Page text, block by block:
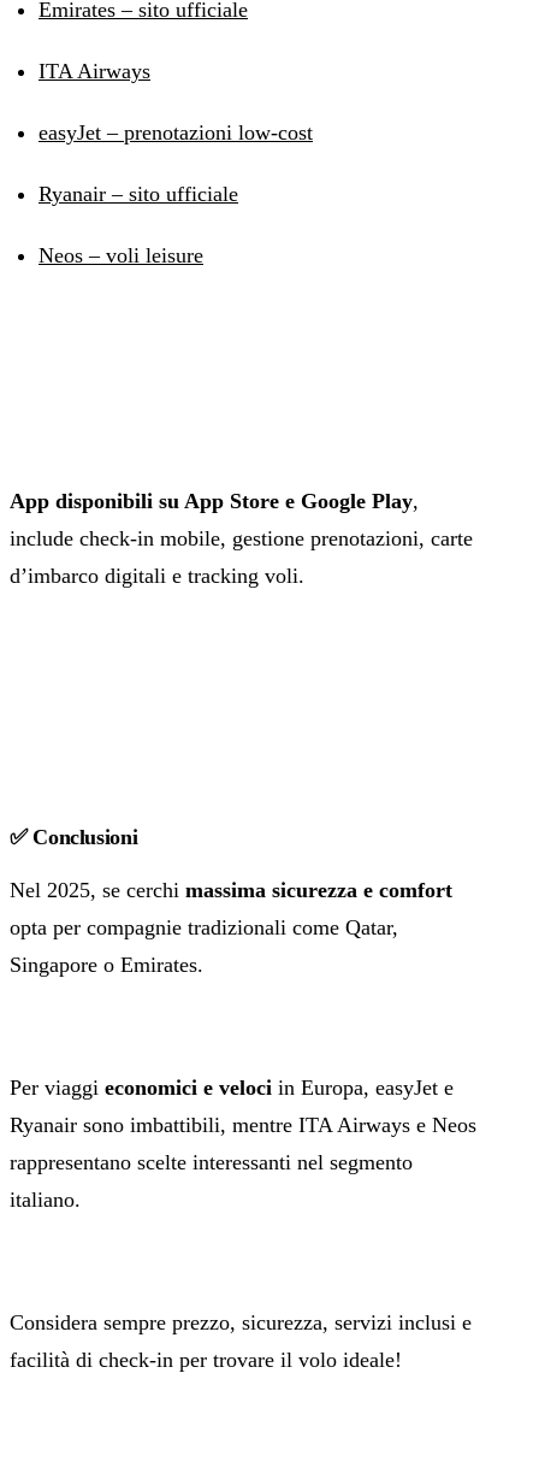
Emirates – sito ufficiale
ITA Airways
easyJet – prenotazioni low-cost
Ryanair – sito ufficiale
Neos – voli leisure
App disponibili su App Store e Google Play,
include check-in mobile, gestione prenotazioni, carte
d’imbarco digitali e tracking voli.
✅ Conclusioni
Nel 2025, se cerchi massima sicurezza e comfort
opta per compagnie tradizionali come Qatar,
Singapore o Emirates.
Per viaggi economici e veloci in Europa, easyJet e
Ryanair sono imbattibili, mentre ITA Airways e Neos
rappresentano scelte interessanti nel segmento
italiano.
Considera sempre prezzo, sicurezza, servizi inclusi e
facilità di check-in per trovare il volo ideale!